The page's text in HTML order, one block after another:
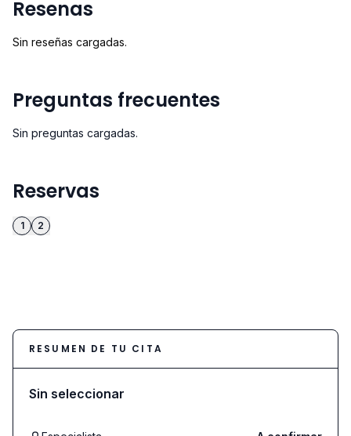
Resenas
Sin reseñas cargadas.
Preguntas frecuentes
Sin preguntas cargadas.
Reservas
1 2
RESUMEN DE TU CITA
Sin seleccionar